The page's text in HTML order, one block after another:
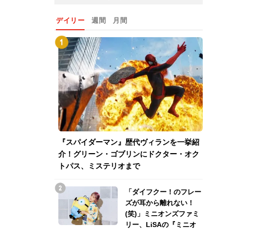
デイリー 週間 月間
『スパイダーマン』歴代ヴィランを一挙紹
介！グリーン・ゴブリンにドクター・オク
トパス、ミステリオまで
「ダイフクー！のフレー
ズが耳から離れない！
(笑)」ミニオンズファミ
リー、LiSAの『ミニオ